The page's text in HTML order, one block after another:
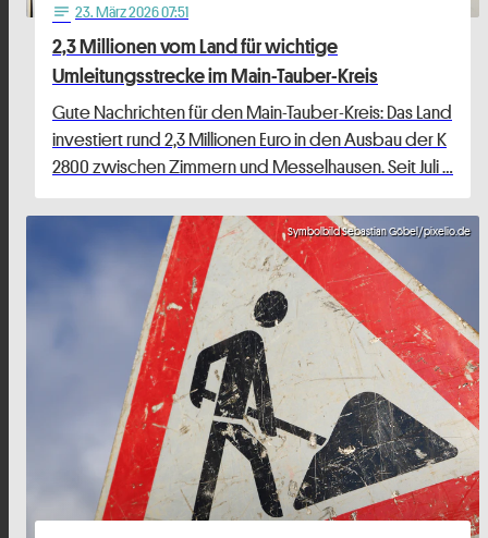
notes 23. März 2026 07:51
2,3 Millionen vom Land für wichtige
Umleitungsstrecke im Main-Tauber-Kreis
Gute Nachrichten für den Main-Tauber-Kreis: Das Land
investiert rund 2,3 Millionen Euro in den Ausbau der K
2800 zwischen Zimmern und Messelhausen. Seit Juli …
Symbolbild Sebastian Göbel/pixelio.de